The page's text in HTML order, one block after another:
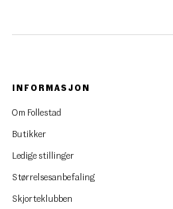
INFORMASJON
Om Follestad
Butikker
Ledige stillinger
Størrelsesanbefaling
Skjorteklubben